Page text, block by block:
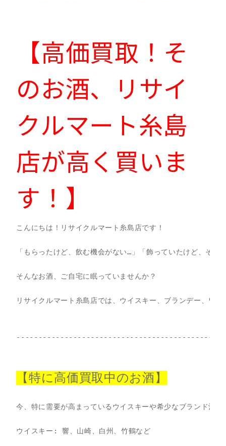
【高価買取！そ
のお酒、リサイ
クルマート糸島
店が高く買いま
す！】
こんにちは！リサイクルマート糸島店です！
「もらったけど、飲む機会がない…」「飾っていたけど、そろ
そんなお酒、ご自宅に眠っていませんか？
リサイクルマート糸島店では、ウイスキー、ブランデー、ワ
【特に高価買取中のお酒】
今、特に需要が高まっているウイスキーや希少なブランド酒
ウイスキー: 響、山崎、白州、竹鶴など